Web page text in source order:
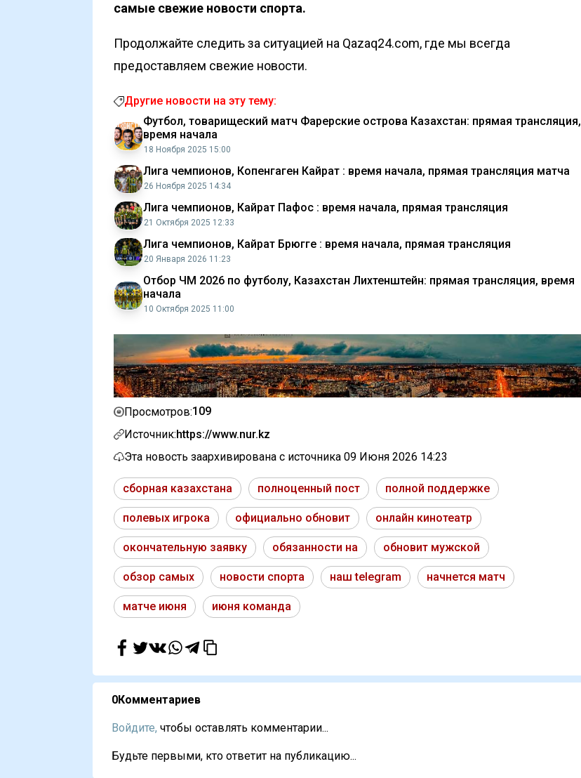
самые свежие новости спорта.
Продолжайте следить за ситуацией на Qazaq24.com, где мы всегда
предоставляем свежие новости.
Другие новости на эту тему:
Футбол, товарищеский матч Фарерские острова Казахстан: прямая трансляция,
время начала
18 Ноября 2025 15:00
Лига чемпионов, Копенгаген Кайрат : время начала, прямая трансляция матча
26 Ноября 2025 14:34
Лига чемпионов, Кайрат Пафос : время начала, прямая трансляция
21 Октября 2025 12:33
Лига чемпионов, Кайрат Брюгге : время начала, прямая трансляция
20 Января 2026 11:23
Отбор ЧМ 2026 по футболу, Казахстан Лихтенштейн: прямая трансляция, время
начала
10 Октября 2025 11:00
Просмотров:109
Источник:https://www.nur.kz
Эта новость заархивирована с источника 09 Июня 2026 14:23
сборная казахстана полноценный пост полной поддержке
полевых игрока официально обновит онлайн кинотеатр
окончательную заявку обязанности на обновит мужской
обзор самых новости спорта наш telegram начнется матч
матче июня июня команда
0Комментариев
Войдите, чтобы оставлять комментарии...
Будьте первыми, кто ответит на публикацию...